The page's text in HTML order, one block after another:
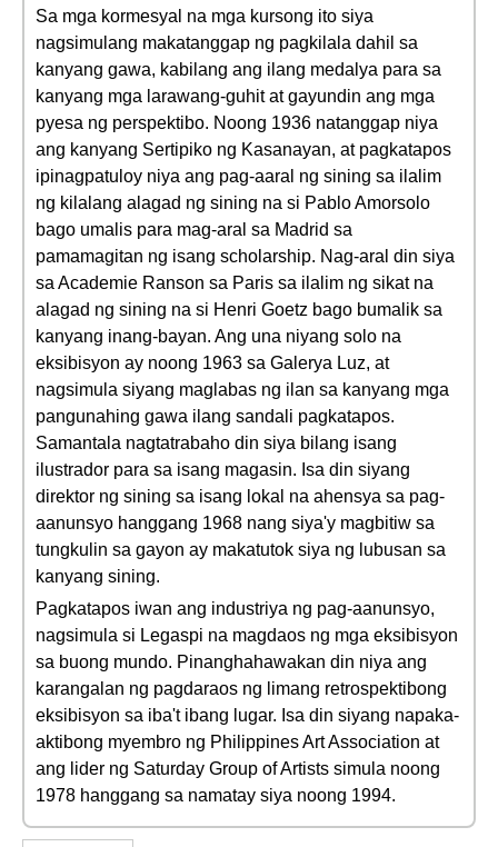
Sa mga kormesyal na mga kursong ito siya
nagsimulang makatanggap ng pagkilala dahil sa
kanyang gawa, kabilang ang ilang medalya para sa
kanyang mga larawang-guhit at gayundin ang mga
pyesa ng perspektibo. Noong 1936 natanggap niya
ang kanyang Sertipiko ng Kasanayan, at pagkatapos
ipinagpatuloy niya ang pag-aaral ng sining sa ilalim
ng kilalang alagad ng sining na si Pablo Amorsolo
bago umalis para mag-aral sa Madrid sa
pamamagitan ng isang scholarship. Nag-aral din siya
sa Academie Ranson sa Paris sa ilalim ng sikat na
alagad ng sining na si Henri Goetz bago bumalik sa
kanyang inang-bayan. Ang una niyang solo na
eksibisyon ay noong 1963 sa Galerya Luz, at
nagsimula siyang maglabas ng ilan sa kanyang mga
pangunahing gawa ilang sandali pagkatapos.
Samantala nagtatrabaho din siya bilang isang
ilustrador para sa isang magasin. Isa din siyang
direktor ng sining sa isang lokal na ahensya sa pag-
aanunsyo hanggang 1968 nang siya'y magbitiw sa
tungkulin sa gayon ay makatutok siya ng lubusan sa
kanyang sining.
Pagkatapos iwan ang industriya ng pag-aanunsyo,
nagsimula si Legaspi na magdaos ng mga eksibisyon
sa buong mundo. Pinanghahawakan din niya ang
karangalan ng pagdaraos ng limang retrospektibong
eksibisyon sa iba't ibang lugar. Isa din siyang napaka-
aktibong myembro ng Philippines Art Association at
ang lider ng Saturday Group of Artists simula noong
1978 hanggang sa namatay siya noong 1994.